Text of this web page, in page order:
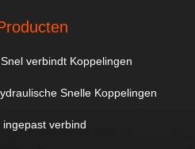
verbindt Koppelingen
Snelle Koppelingen
ingepast verbind